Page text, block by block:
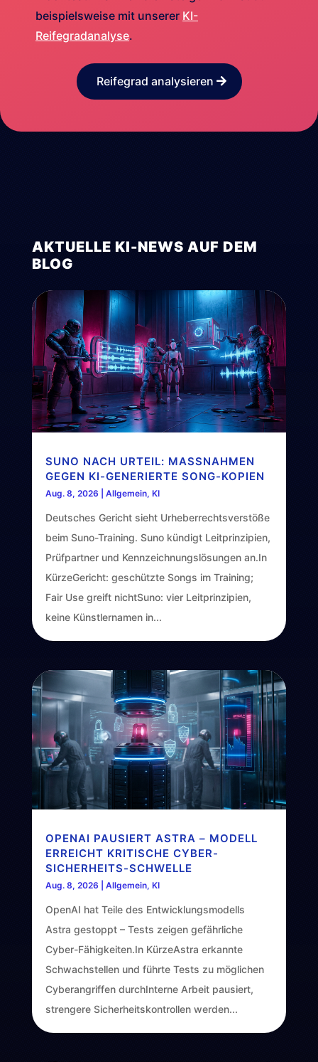
beispielsweise mit unserer KI-
Reifegradanalyse.
Reifegrad analysieren
AKTUELLE KI-NEWS AUF DEM
BLOG
SUNO NACH URTEIL: MASSNAHMEN G
EGEN KI-GENERIERTE SONG-KOPIEN
Aug. 8, 2026 Allgemein, KI
Deutsches Gericht sieht Urheberrechtsverstöße
beim Suno-Training. Suno kündigt Leitprinzipien,
Prüfpartner und Kennzeichnungslösungen an.In
KürzeGericht: geschützte Songs im Training;
Fair Use greift nichtSuno: vier Leitprinzipien,
keine Künstlernamen in...
OPENAI PAUSIERT ASTRA – MODELL
ERREICHT KRITISCHE CYBER-
SICHERHEITS-SCHWELLE
Aug. 8, 2026 Allgemein, KI
OpenAI hat Teile des Entwicklungsmodells
Astra gestoppt – Tests zeigen gefährliche
Cyber-Fähigkeiten.In KürzeAstra erkannte
Schwachstellen und führte Tests zu möglichen
Cyberangriffen durchInterne Arbeit pausiert,
strengere Sicherheitskontrollen werden...